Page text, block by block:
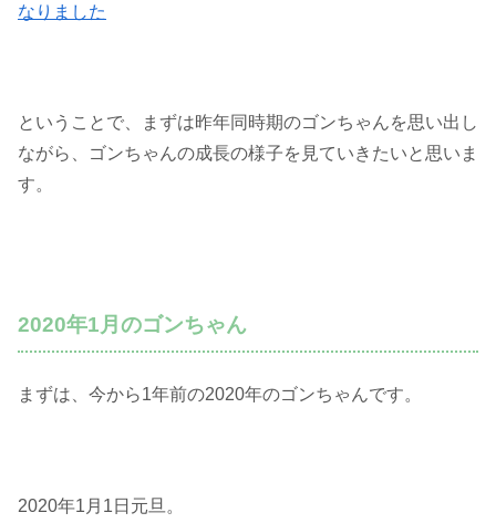
なりました
ということで、まずは昨年同時期のゴンちゃんを思い出し
ながら、ゴンちゃんの成長の様子を見ていきたいと思いま
す。
2020年1月のゴンちゃん
まずは、今から1年前の2020年のゴンちゃんです。
2020年1月1日元旦。